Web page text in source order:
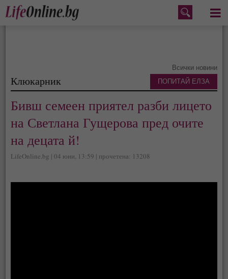
Меню
Всички новини
Клюкарник
Бивш семеен приятел разби лицето
на Светлана Гущерова пред очите
на децата й!
LifeOnline.bg | 04 юни, 13:59 | прочетена: 13208
ПОПИТАЙ ЕЛЗА